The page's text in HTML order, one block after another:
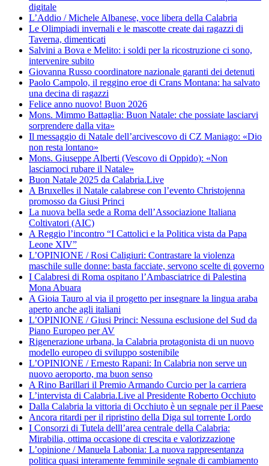
digitale
L’Addio / Michele Albanese, voce libera della Calabria
Le Olimpiadi invernali e le mascotte create dai ragazzi di
Taverna, dimenticati
Salvini a Bova e Melito: i soldi per la ricostruzione ci sono,
intervenire subito
Giovanna Russo coordinatore nazionale garanti dei detenuti
Paolo Campolo, il reggino eroe di Crans Montana: ha salvato
una decina di ragazzi
Felice anno nuovo! Buon 2026
Mons. Mimmo Battaglia: Buon Natale: che possiate lasciarvi
sorprendere dalla vita»
Il messaggio di Natale dell’arcivescovo di CZ Maniago: «Dio
non resta lontano»
Mons. Giuseppe Alberti (Vescovo di Oppido): «Non
lasciamoci rubare il Natale»
Buon Natale 2025 da Calabria.Live
A Bruxelles il Natale calabrese con l’evento Christojenna
promosso da Giusi Princi
La nuova bella sede a Roma dell’Associazione Italiana
Coltivatori (AIC)
A Reggio l’incontro “I Cattolici e la Politica vista da Papa
Leone XIV”
L’OPINIONE / Rosi Caligiuri: Contrastare la violenza
maschile sulle donne: basta facciate, servono scelte di governo
I Calabresi di Roma ospitano l’Ambasciatrice di Palestina
Mona Abuara
A Gioia Tauro al via il progetto per insegnare la lingua araba
aperto anche agli italiani
L’OPINIONE / Giusi Princi: Nessuna esclusione del Sud da
Piano Europeo per AV
Rigenerazione urbana, la Calabria protagonista di un nuovo
modello europeo di sviluppo sostenibile
L’OPINIONE / Ernesto Rapani: In Calabria non serve un
nuovo aeroporto, ma buon senso
A Rino Barillari il Premio Armando Curcio per la carriera
L’intervista di Calabria.Live al Presidente Roberto Occhiuto
Dalla Calabria la vittoria di Occhiuto è un segnale per il Paese
Ancora ritardi per il ripristino della Diga sul torrente Lordo
I Consorzi di Tutela delll’area centrale della Calabria:
Mirabilia, ottima occasione di crescita e valorizzazione
L’opinione / Manuela Labonia: La nuova rappresentanza
politica quasi interamente femminile segnale di cambiamento